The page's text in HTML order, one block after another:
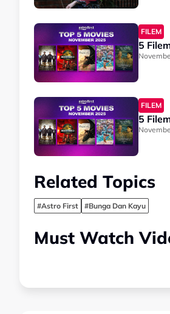
FILEM
5
FILEM
5
Related Topics
#Astro First #Bunga Dan Kayu
Must Watch